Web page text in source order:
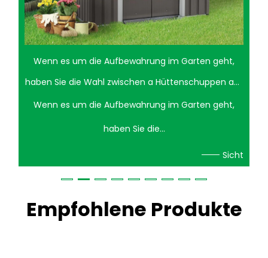
Wenn es um die Aufbewahrung im Garten geht,
haben Sie die Wahl zwischen a Hüttenschuppen aus
Stahl und ein Lagerschuppen aus Holz kann eine
schwierige Entscheidung sein. Beide Optionen
Cottage-Schuppen aus Stahl bietet Langlebigkeit
Holzschuppen für eine traditionellere, ästhetische
Wenn es um die Aufbewahrung im Garten geht,
haben Sie die...
Sicht
Empfohlene Produkte